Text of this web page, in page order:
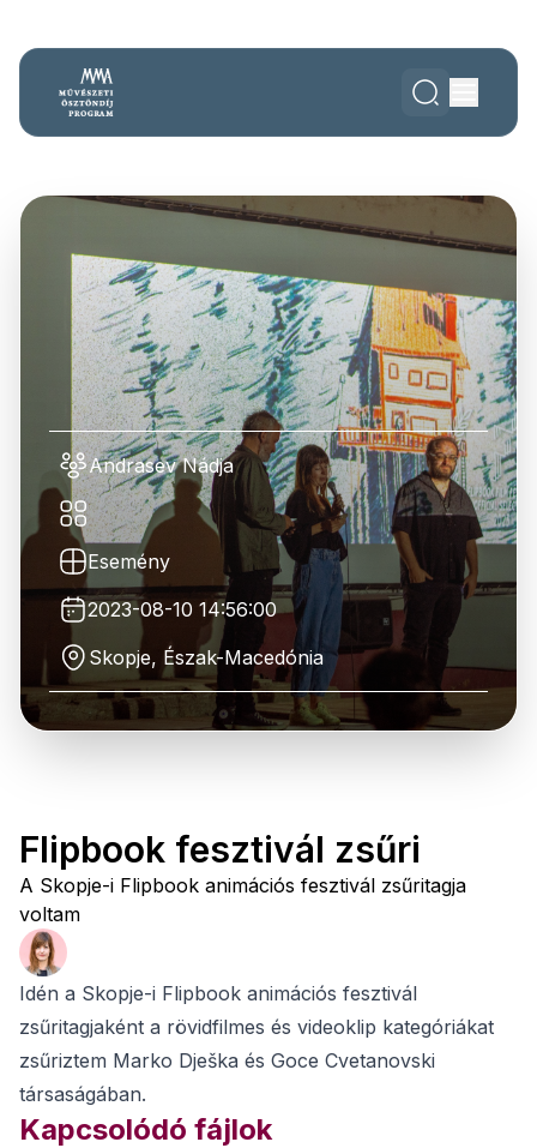
Andrasev Nádja
Esemény
2023-08-10 14:56:00
Skopje, Észak-Macedónia
Flipbook fesztivál zsűri
A Skopje-i Flipbook animációs fesztivál zsűritagja
voltam
Idén a Skopje-i Flipbook animációs fesztivál
zsűritagjaként a rövidfilmes és videoklip kategóriákat
zsűriztem Marko Dješka és Goce Cvetanovski
társaságában.
Kapcsolódó fájlok